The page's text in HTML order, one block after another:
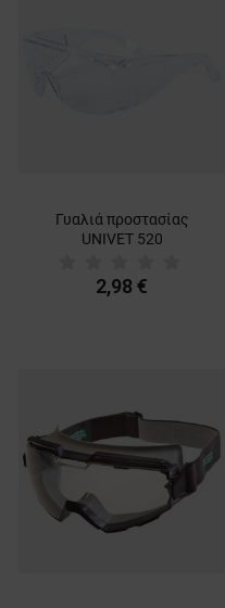
Γυαλιά προστασίας
UNIVET 520
2,98 €